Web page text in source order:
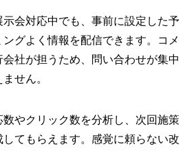
会対応中でも、事前に設定した予
グよく情報を配信できます。コメ
社が担うため、問い合わせが集中
せん。
やクリック数を分析し、次回施策
てもらえます。感覚に頼らない改